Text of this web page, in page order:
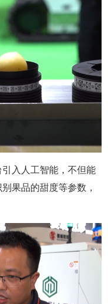
入人工智能，不但能
果品的甜度等参数，